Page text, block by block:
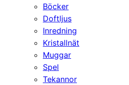
Böcker
Doftljus
Inredning
Kristallnät
Muggar
Spel
Tekannor